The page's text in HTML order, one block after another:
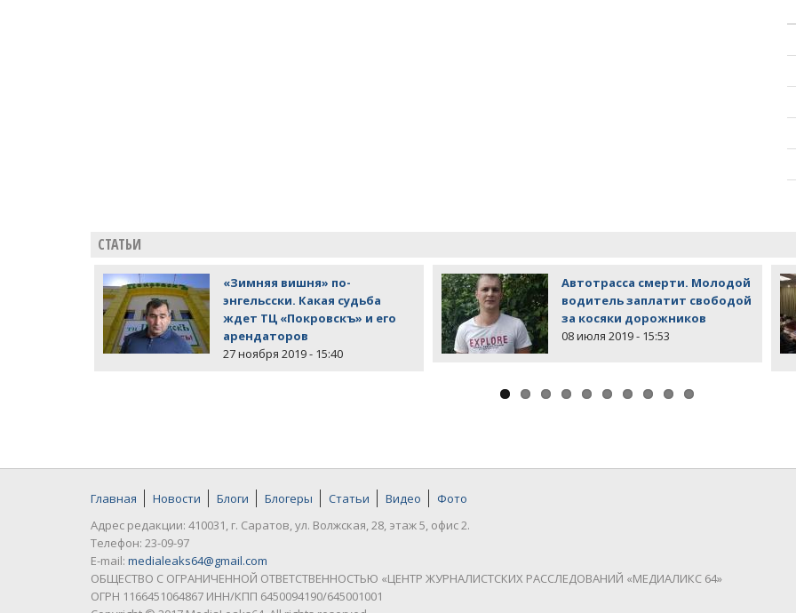
СТАТЬИ
«Зимняя вишня» по-
энгельсски. Какая судьба
ждет ТЦ «Покровскъ» и его
арендаторов
27 ноября 2019 - 15:40
Автотрасса смерти. Молодой
водитель заплатит свободой
за косяки дорожников
08 июля 2019 - 15:53
Главная Новости Блоги Блогеры Статьи Видео
Фото
Адрес редакции: 410031, г. Саратов, ул. Волжская, 28, этаж 5, офис 2.
Телефон: 23-09-97
E-mail: medialeaks64@gmail.com
ОБЩЕСТВО С ОГРАНИЧЕННОЙ ОТВЕТСТВЕННОСТЬЮ «ЦЕНТР ЖУРНАЛИСТСКИХ РАССЛЕДОВАНИЙ «МЕДИАЛИКС 64»
ОГРН 1166451064867 ИНН/КПП 6450094190/645001001